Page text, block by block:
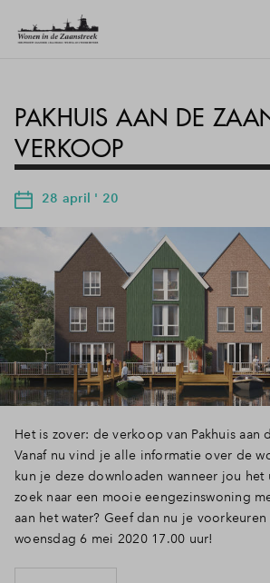
PAKHUIS AAN DE
VERKOOP
28 april ' 20
Het is zover: de verkoop van Pakhuis aan
Vanaf nu vind je alle informatie over de
kun je deze downloaden wanneer jou
zoek naar een mooie eengezinswoning
aan het water? Geef dan nu je
woensdag 6 mei 2020 17.00 uur!